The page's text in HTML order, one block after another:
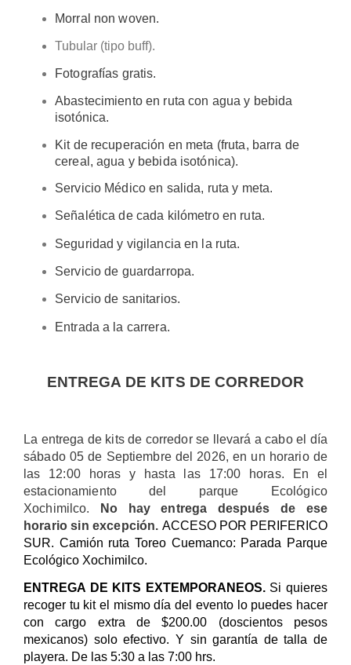
Morral non woven.
Tubular (tipo buff).
Fotografías gratis.
Abastecimiento en ruta con agua y bebida
isotónica.
Kit de recuperación en meta (fruta, barra de
cereal, agua y bebida isotónica).
Servicio Médico en salida, ruta y meta.
Señalética de cada kilómetro en ruta.
Seguridad y vigilancia en la ruta.
Servicio de guardarropa.
Servicio de sanitarios.
Entrada a la carrera.
ENTREGA DE KITS DE CORREDOR
La entrega de kits de corredor se llevará a cabo el día
sábado 05 de Septiembre del 2026, en un horario de
las 12:00 horas y hasta las 17:00 horas. En el
estacionamiento del parque Ecológico
Xochimilco.
No hay entrega después de ese
horario sin excepción. ACCESO POR PERIFERICO
SUR. Camión ruta Toreo Cuemanco: Parada Parque
Ecológico Xochimilco.
ENTREGA DE KITS EXTEMPORANEOS.Si quieres
recoger tu kit el mismo día del evento lo puedes hacer
con cargo extra de $200.00 (doscientos pesos
mexicanos) solo efectivo. Y sin garantía de talla de
playera. De las 5:30 a las 7:00 hrs.